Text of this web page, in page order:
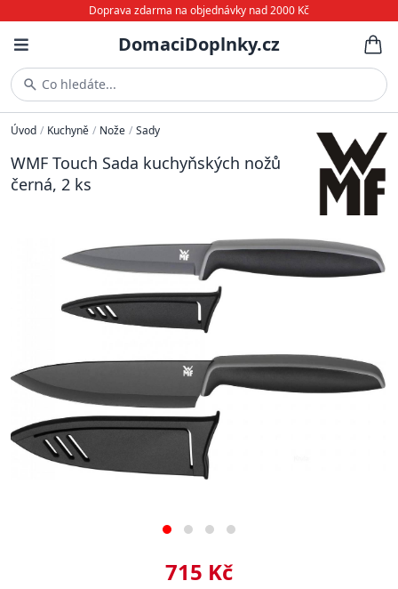
Doprava zdarma na objednávky nad 2000 Kč
DomaciDoplnky.cz
Co hledáte...
Úvod / Kuchyně / Nože / Sady
WMF Touch Sada kuchyňských nožů
černá, 2 ks
715 Kč